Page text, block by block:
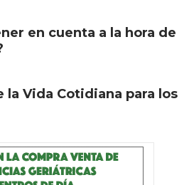
en cuenta a la hora de
la Vida Cotidiana para los